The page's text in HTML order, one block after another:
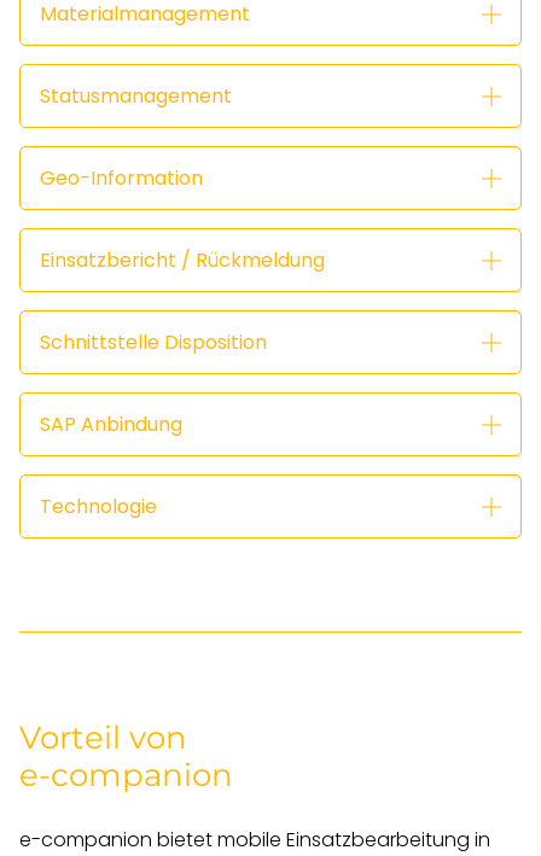
Materialmanagement
Statusmanagement
Geo-Information
Einsatzbericht / Rückmeldung
Schnittstelle Disposition
SAP Anbindung
Technologie
Vorteil von
e-companion
e-companion bietet mobile Einsatzbearbeitung in